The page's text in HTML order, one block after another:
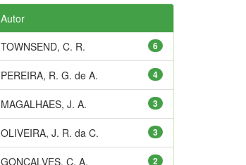
Autor
6
TOWNSEND, C. R.
4
PEREIRA, R. G. de A.
3
MAGALHAES, J. A.
3
OLIVEIRA, J. R. da C.
2
GONÇALVES, C. A.